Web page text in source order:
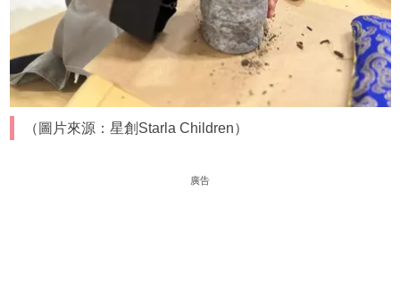
（圖片來源：星創Starla Children）
廣告